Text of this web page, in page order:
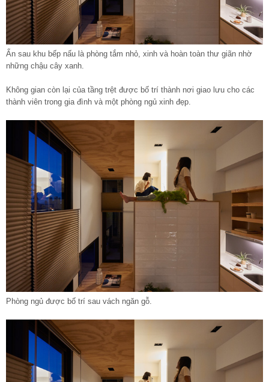
Ẩn sau khu bếp nấu là phòng tắm nhỏ, xinh và hoàn toàn thư giãn nhờ
những chậu cây xanh.
Không gian còn lại của tầng trệt được bố trí thành nơi giao lưu cho các
thành viên trong gia đình và một phòng ngủ xinh đẹp.
Phòng ngủ được bố trí sau vách ngăn gỗ.